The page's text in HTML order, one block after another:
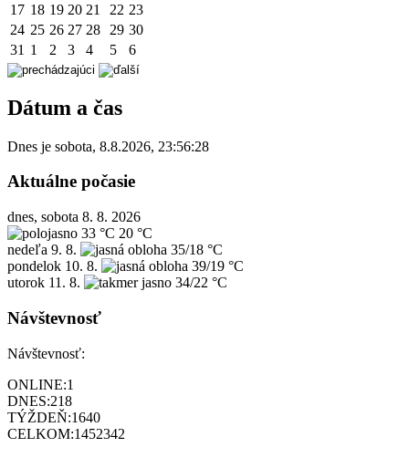
17 18 19 20 21 22 23
24 25 26 27 28 29 30
31 1 2 3 4 5 6
Dátum a čas
Dnes je sobota, 8.8.2026, 23:56:28
Aktuálne počasie
dnes, sobota 8. 8. 2026
33 °C 20 °C
nedeľa 9. 8.
35/18 °C
pondelok 10. 8.
39/19 °C
utorok 11. 8. 34/22 °C
Návštevnosť
Návštevnosť:
ONLINE:1
DNES:218
TÝŽDEŇ:1640
CELKOM:1452342